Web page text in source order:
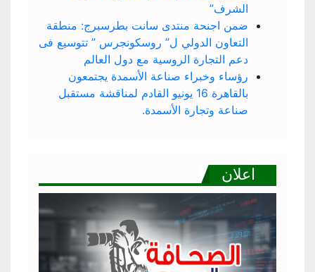
الشرف”
ضمن اجنحة منتدى سانت بطرسبرج: منطقة
التعاون الدولي ل” روسكونجرس ” تتوسيع فى
دعم التجارة الروسية مع دول العالم
رؤساء وخبراء صناعة الأسمدة يجتمعون
بالقاهرة 16 يونيو القادم لمناقشة مستقبل
صناعة وتجارة الأسمدة.
اعلان